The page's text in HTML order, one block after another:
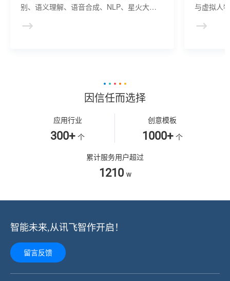
别、语义理解、语音合成、NLP、星火大模
建、AI驱动、多模态交互的多场景虚拟人产
与虚拟人
景，可广
因信任而选择
应用行业
300+ 个
创意模板
1000+ 个
累计服务用户超过
1210 w
智能未来,从讯飞智作开启！
留言反馈